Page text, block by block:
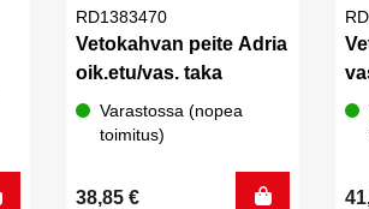
RD1383470
Vetokahvan peite Adria
oik.etu/vas. taka
Varastossa (nopea
toimitus)
38,85 €